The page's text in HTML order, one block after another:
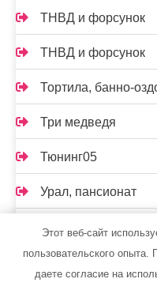
ТНВД и форсунок
ТНВД и форсунок
Тортила, банно-
Три медведя
Тюнинг05
Урал, пансионат
Установочный
Установочный
Этот веб-сайт
пользовательского
даете согласие на